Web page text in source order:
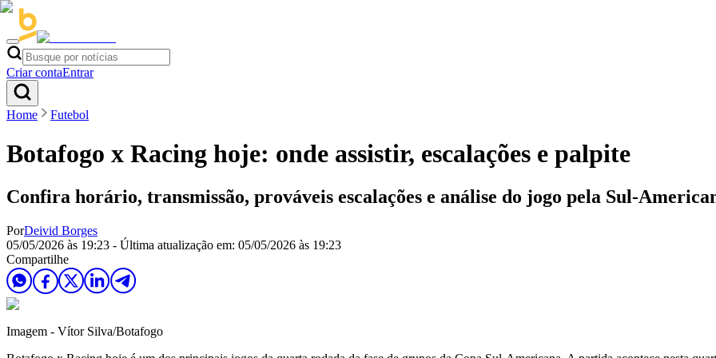
Criar contaEntrar
Home Futebol
Botafogo x Racing hoje: onde assistir, escalações e palpite
Confira horário, transmissão, prováveis escalações e análise do jogo pela Sul-
PorDeivid Borges
05/05/2026 às 19:23 - Última atualização em: 05/05/2026 às 19:23
Compartilhe
Imagem - Vítor Silva/Botafogo